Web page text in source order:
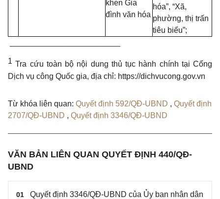
hóa”, “Xã,
phường, thị trấn
tiêu biểu”;
khen Gia
đình văn hóa
1 Tra cứu toàn bộ nội dung thủ tục hành chính tại Cổng
Dịch vụ công Quốc gia, địa chỉ: https://dichvucong.gov.vn
Từ khóa liên quan: Quyết định 592/QĐ-UBND , Quyết định
2707/QĐ-UBND , Quyết định 3346/QĐ-UBND
VĂN BẢN LIÊN QUAN QUYẾT ĐỊNH 440/QĐ-
UBND
01
Quyết định 3346/QĐ-UBND của Ủy ban nhân dân